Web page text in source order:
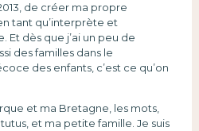
de créer ma propre
tant qu’interprète et
dès que j’ai un peu de
des familles dans le
des enfants, c’est ce qu’on
et ma Bretagne, les mots,
et ma petite famille. Je suis